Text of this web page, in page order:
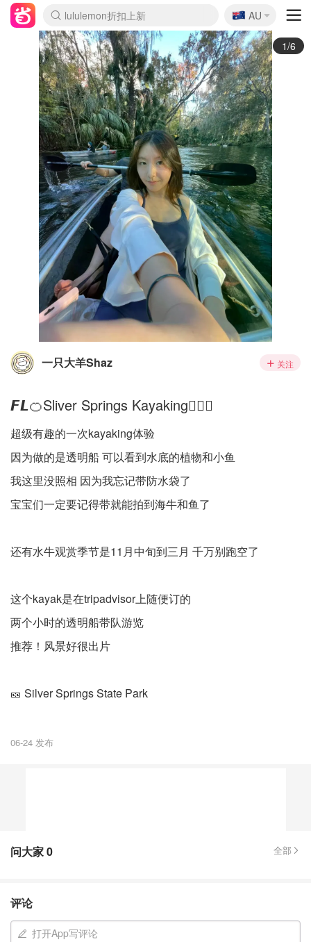
lululemon折扣上新
Sasa美妆护肤3.5折
SSENSE年中2.5折
FreshBeauty好价汇总
Cettire降价+叠9折
WWS Coles超市实拍
viagogo二手票捡漏
Myer超级周末
The Outnet奢牌1折起
David Jones 3折起
Flannels大牌1折
Perfumes Club护肤1折
AMIRO面罩$251
Amazon折扣汇总
eToro入金$200送$50
Amazon数码好物
ICONIC本周7.5折
ThedoubleF高奢地板价
Moose Knuckles 6折
EUFY摄像头$98
Selenichast首饰2折
Trip机票酒店促销
YSL送5件彩妆礼
Amazon家居好物
Amazon美妆护肤
雅漾大喷$8
过敏原检测盒$33
科颜氏高保湿面霜$29
SEALIFE海洋馆门票6折
丝塔芙大白罐$16
订阅Newsletter送香薰
Cult Beauty 6.8折
Harrods圣诞日历$525
LN-CC奢牌私促3折
d'Alba空姐喷雾$16
EVE LOM套装£56
Bernardelli独家4折
Adore Beauty 6折起
CT圣诞日历
Mytheresa奢品2.7折
Luxury Escapes 9折
Currentbody美容仪$881
MOON Garden Live
Roborock扫地机$649
Tingo Life水杯$24
Valentino官网5折
CR洗护套装$23
修丽可4件套$159
Myer彩妆2件7折
GANNI官网4.5折
Stylevana韩妆4折
Tessabit高奢8.5折
OGX洗发水$11
Amazon阿德莱德次日达
卡诗8.5折+赠礼
Philips Hue灯具8折
🇦🇺
AU
2/6
一只大羊Shaz 关注
𝙁𝙇🍊Sliver Springs Kayaking🚣🏻‍♀️
超级有趣的一次kayaking体验
因为做的是透明船 可以看到水底的植物和小鱼
我这里没照相 因为我忘记带防水袋了
宝宝们一定要记得带就能拍到海牛和鱼了
还有水牛观赏季节是11月中旬到三月 千万别跑空了
这个kayak是在tripadvisor上随便订的
两个小时的透明船带队游览
推荐！风景好很出片
🎫 Silver Springs State Park
06-24 发布
问大家0 全部
评论
打开App写评论